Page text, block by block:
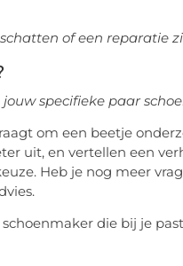
of een reparatie
specifieke paar
om een beetje
uit, en vertellen een
Heb je nog meer
die bij je